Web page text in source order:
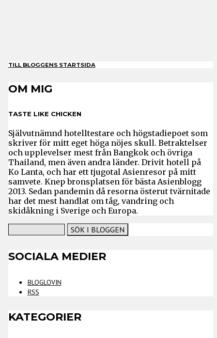
TILL BLOGGENS STARTSIDA
OM MIG
TASTE LIKE CHICKEN
Självutnämnd hotelltestare och högstadiepoet som
skriver för mitt eget höga nöjes skull. Betraktelser
och upplevelser mest från Bangkok och övriga
Thailand, men även andra länder. Drivit hotell på
Ko Lanta, och har ett tjugotal Asienresor på mitt
samvete. Knep bronsplatsen för bästa Asienblogg
2013. Sedan pandemin då resorna österut tvärnitade
har det mest handlat om tåg, vandring och
skidåkning i Sverige och Europa.
SOCIALA MEDIER
BLOGLOVIN
RSS
KATEGORIER